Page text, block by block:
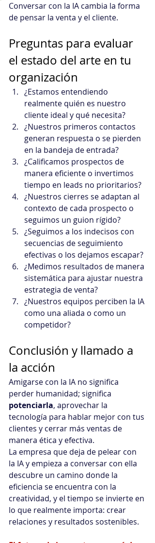
Conversar con la IA cambia la forma
de pensar la venta y el cliente.
Preguntas para evaluar
el estado del arte en tu
organización
¿Estamos entendiendo
realmente quién es nuestro
cliente ideal y qué necesita?
¿Nuestros primeros contactos
generan respuesta o se pierden
en la bandeja de entrada?
¿Calificamos prospectos de
manera eficiente o invertimos
tiempo en leads no prioritarios?
¿Nuestros cierres se adaptan al
contexto de cada prospecto o
seguimos un guion rígido?
¿Seguimos a los indecisos con
secuencias de seguimiento
efectivas o los dejamos escapar?
¿Medimos resultados de manera
sistemática para ajustar nuestra
estrategia de venta?
¿Nuestros equipos perciben la IA
como una aliada o como un
competidor?
Conclusión y llamado a
la acción
Amigarse con la IA no significa
perder humanidad; significa
potenciarla, aprovechar la
tecnología para hablar mejor con tus
clientes y cerrar más ventas de
manera ética y efectiva.
La empresa que deja de pelear con
la IA y empieza a conversar con ella
descubre un camino donde la
eficiencia se encuentra con la
creatividad, y el tiempo se invierte en
lo que realmente importa: crear
relaciones y resultados sostenibles.